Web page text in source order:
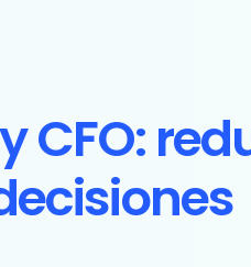
CFO: